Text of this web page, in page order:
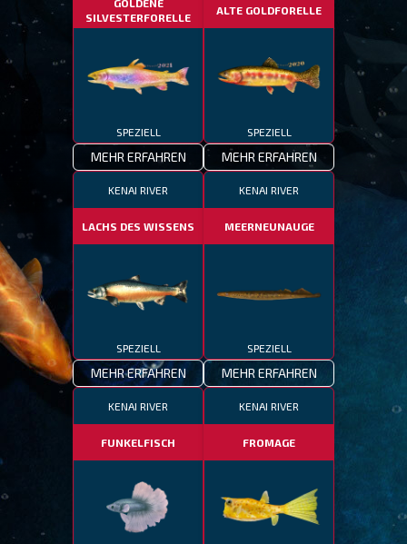
GOLDENE
SILVESTERFORELLE
SPEZIELL
MEHR ERFAHREN
ALTE GOLDFORELLE
SPEZIELL
MEHR ERFAHREN
KENAI RIVER
LACHS DES WISSENS
SPEZIELL
MEHR ERFAHREN
KENAI RIVER
MEERNEUNAUGE
SPEZIELL
MEHR ERFAHREN
KENAI RIVER
FUNKELFISCH
KENAI RIVER
FROMAGE